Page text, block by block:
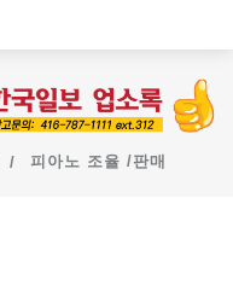
피아노 조율 /판매